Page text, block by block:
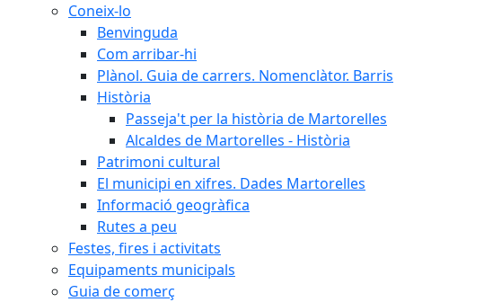
Coneix-lo
Benvinguda
Com arribar-hi
Plànol. Guia de carrers. Nomenclàtor. Barris
Història
Passeja't per la història de Martorelles
Alcaldes de Martorelles - Història
Patrimoni cultural
El municipi en xifres. Dades Martorelles
Informació geogràfica
Rutes a peu
Festes, fires i activitats
Equipaments municipals
Guia de comerç